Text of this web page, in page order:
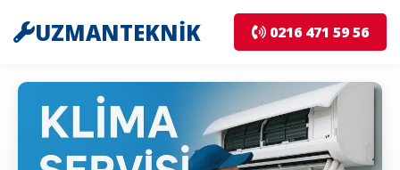
UZMANTEKNİK 0216 471 59 56